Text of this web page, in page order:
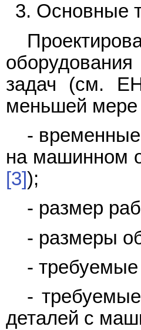
3. Основные
задач (см.
меньшей
-
на машинном
[3]);
- размер
- размеры
-
-
деталей с